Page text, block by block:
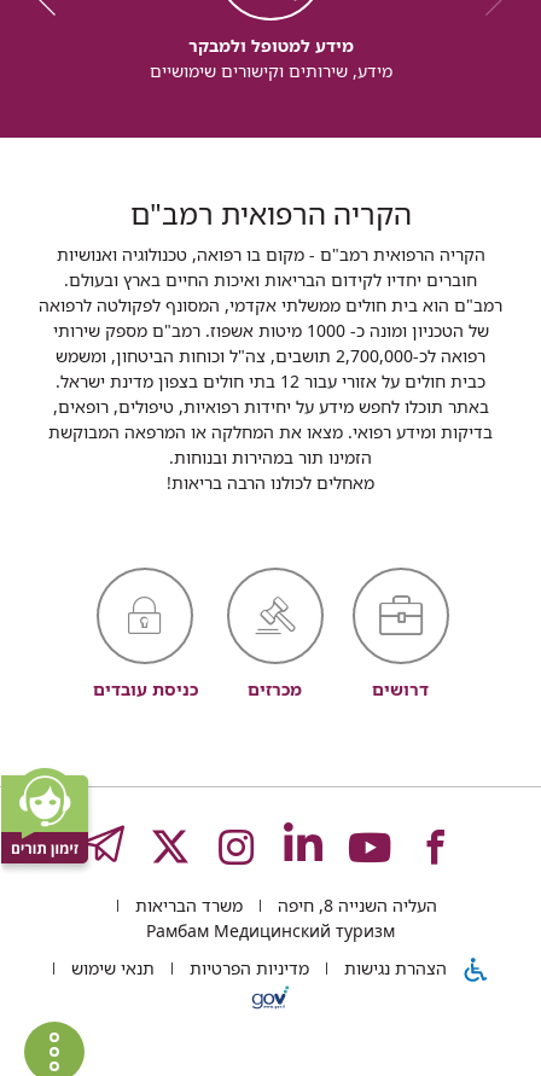
מידע למטופל ולמבקר
מידע, שירותים וקישורים שימושיים
הקריה הרפואית רמב"ם
הקריה הרפואית רמב"ם - מקום בו רפואה, טכנולוגיה ואנושיות
חוברים יחדיו לקידום הבריאות ואיכות החיים בארץ ובעולם.
רמב"ם הוא בית חולים ממשלתי אקדמי, המסונף לפקולטה לרפואה
של הטכניון ומונה כ- 1000 מיטות אשפוז. רמב"ם מספק שירותי
רפואה לכ-2,700,000 תושבים, צה"ל וכוחות הביטחון, ומשמש
כבית חולים על אזורי עבור 12 בתי חולים בצפון מדינת ישראל.
באתר תוכלו לחפש מידע על יחידות רפואיות, טיפולים, רופאים,
בדיקות ומידע רפואי. מצאו את המחלקה או המרפאה המבוקשת
הזמינו תור במהירות ובנוחות.
מאחלים לכולנו הרבה בריאות!
דרושים מכרזים כניסת עובדים
לעמוד
של
לעמוד
של
לעמוד
של
לעמוד
של
רמב"ם
לעמוד
של
רמב"ם
העליה השנייה 8, חיפה
משרד הבריאות
Рамбам Медицинский туризм
הצהרת נגישות
מדיניות הפרטיות תנאי שימוש